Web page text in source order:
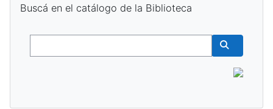
Buscá en el catálogo de la Biblioteca
Buscar